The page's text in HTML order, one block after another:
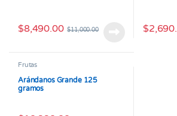
$8,490.00 $11,000.00 $
Frutas
Arándanos Grande 125
gramos